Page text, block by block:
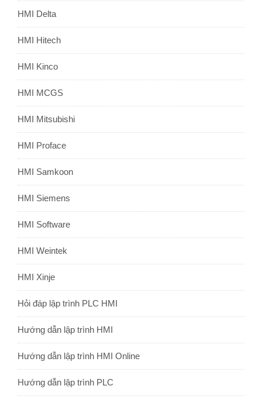
HMI Delta
HMI Hitech
HMI Kinco
HMI MCGS
HMI Mitsubishi
HMI Proface
HMI Samkoon
HMI Siemens
HMI Software
HMI Weintek
HMI Xinje
Hỏi đáp lập trình PLC HMI
Hướng dẫn lập trình HMI
Hướng dẫn lập trình HMI Online
Hướng dẫn lập trình PLC